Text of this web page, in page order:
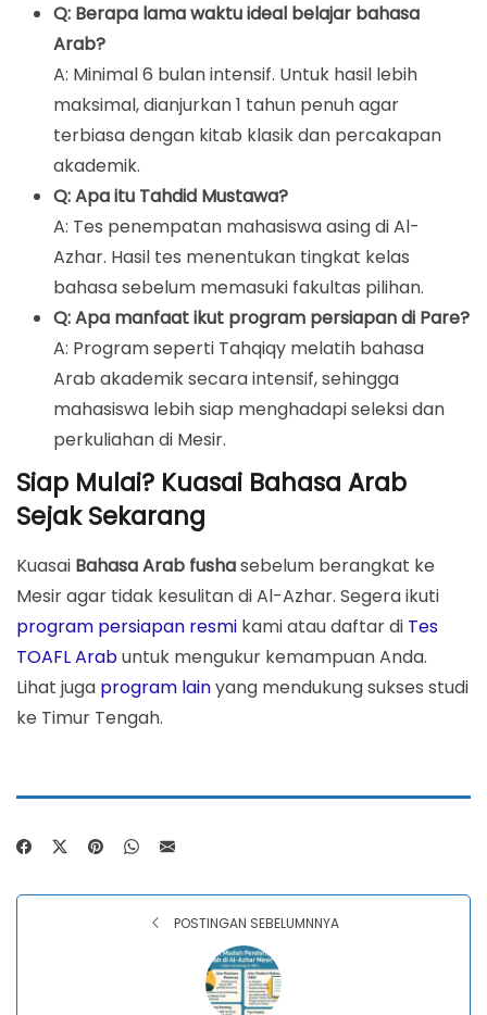
Q: Berapa lama waktu ideal belajar bahasa
Arab?
A: Minimal 6 bulan intensif. Untuk hasil lebih
maksimal, dianjurkan 1 tahun penuh agar
terbiasa dengan kitab klasik dan percakapan
akademik.
Q: Apa itu Tahdid Mustawa?
A: Tes penempatan mahasiswa asing di Al-
Azhar. Hasil tes menentukan tingkat kelas
bahasa sebelum memasuki fakultas pilihan.
Q: Apa manfaat ikut program persiapan di Pare?
A: Program seperti Tahqiqy melatih bahasa
Arab akademik secara intensif, sehingga
mahasiswa lebih siap menghadapi seleksi dan
perkuliahan di Mesir.
Siap Mulai? Kuasai Bahasa Arab
Sejak Sekarang
Kuasai Bahasa Arab fushasebelum berangkat ke
Mesir agar tidak kesulitan di Al-Azhar. Segera ikuti
program persiapan resmi kami atau daftar di Tes
TOAFL Arabuntuk mengukur kemampuan Anda.
Lihat juga program lainyang mendukung sukses studi
ke Timur Tengah.
POSTINGAN SEBELUMNNYA